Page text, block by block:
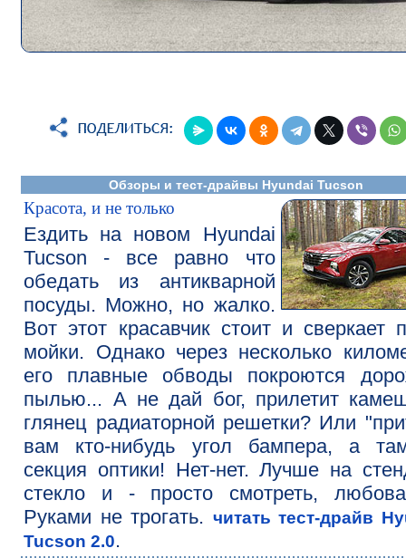
Обзоры и тест-драйвы Hyundai Tucson
Красота, и не только
Ездить на новом Hyundai
Tucson - все равно что
обедать из антикварной
посуды. Можно, но жалко.
Вот этот красавчик стоит и сверкает
мойки. Однако через несколько
его плавные обводы покроются
пылью... А не дай бог, прилетит
глянец радиаторной решетки? Или
вам кто-нибудь угол бампера, а
секция оптики! Нет-нет. Лучше на
стекло и - просто смотреть,
Руками не трогать. читать тест-драйв
Tucson 2.0.